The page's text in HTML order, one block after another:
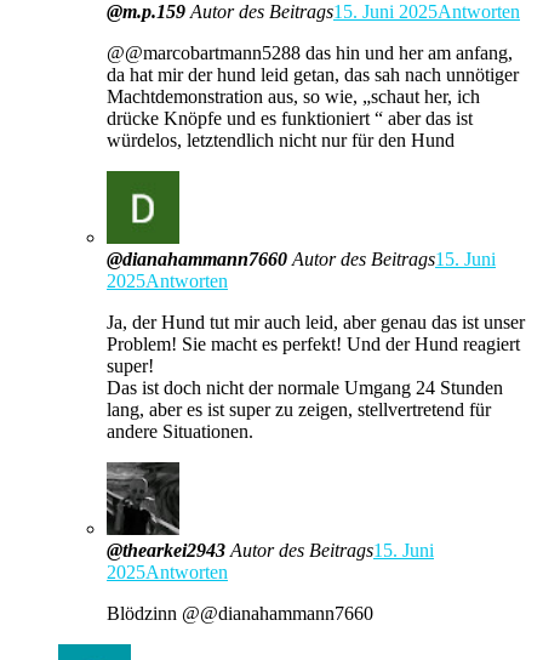
@m.p.159 Autor des Beitrags15. Juni 2025Antworten
​@@marcobartmann5288 das hin und her am anfang,
da hat mir der hund leid getan, das sah nach unnötiger
Machtdemonstration aus, so wie, „schaut her, ich
drücke Knöpfe und es funktioniert “ aber das ist
würdelos, letztendlich nicht nur für den Hund
@dianahammann7660 Autor des Beitrags15. Juni
2025Antworten
Ja, der Hund tut mir auch leid, aber genau das ist unser
Problem! Sie macht es perfekt! Und der Hund reagiert
super!
Das ist doch nicht der normale Umgang 24 Stunden
lang, aber es ist super zu zeigen, stellvertretend für
andere Situationen.
@thearkei2943 Autor des Beitrags15. Juni
2025Antworten
Blödzinn ​@@dianahammann7660